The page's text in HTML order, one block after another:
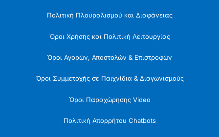
Πολιτική Πλουραλισμού και Διαφάνειας
Όροι Χρήσης και Πολιτική Λειτουργίας
Όροι Αγορών, Αποστολών & Επιστροφών
Όροι Συμμετοχής σε Παιχνίδια & Διαγωνισμούς
Όροι Παραχώρησης Video
Πολιτική Απορρήτου Chatbots